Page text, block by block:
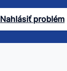
článok
Nahlásiť problém